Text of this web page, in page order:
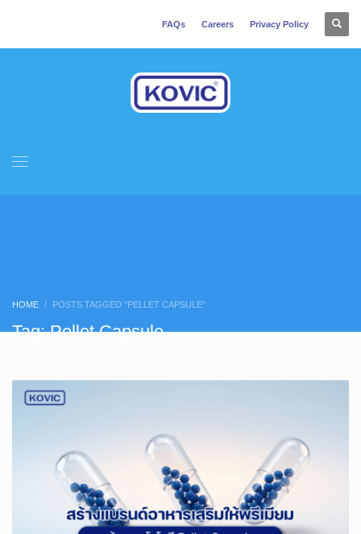
FAQs Careers Privacy Policy
HOME POSTS TAGGED "PELLET CAPSULE"
Tag: Pellet Capsule